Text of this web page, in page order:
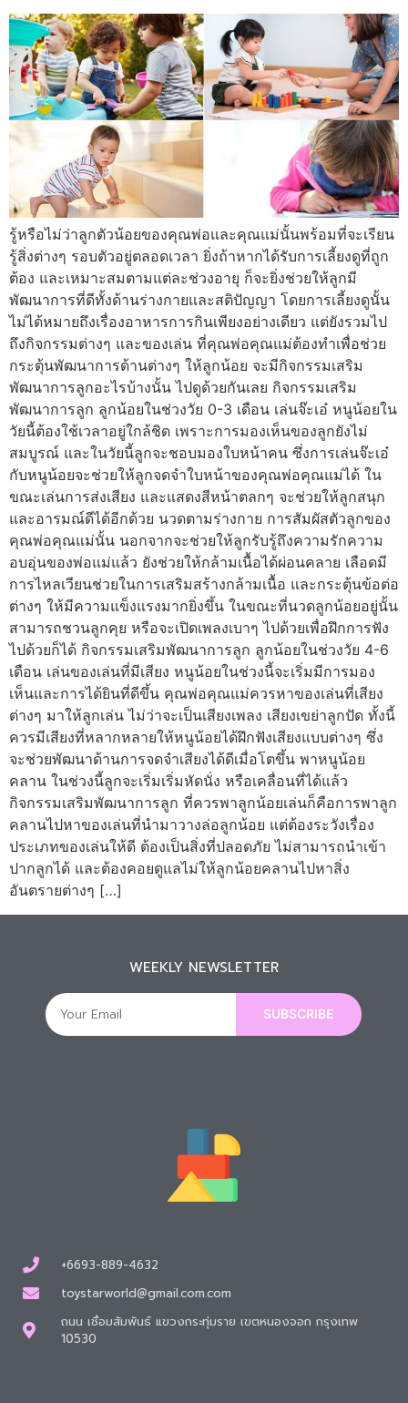
รู้หรือไม่ว่าลูกตัวน้อยของคุณพ่อและคุณแม่นั้นพร้อมที่จะเรียน
รู้สิ่งต่างๆ รอบตัวอยู่ตลอดเวลา ยิ่งถ้าหากได้รับการเลี้ยงดูที่ถูก
ต้อง และเหมาะสมตามแต่ละช่วงอายุ ก็จะยิ่งช่วยให้ลูกมี
พัฒนาการที่ดีทั้งด้านร่างกายและสติปัญญา โดยการเลี้ยงดูนั้น
ไม่ได้หมายถึงเรื่องอาหารการกินเพียงอย่างเดียว แต่ยังรวมไป
ถึงกิจกรรมต่างๆ และของเล่น ที่คุณพ่อคุณแม่ต้องทำเพื่อช่วย
กระตุ้นพัฒนาการด้านต่างๆ ให้ลูกน้อย จะมีกิจกรรมเสริม
พัฒนาการลูกอะไรบ้างนั้น ไปดูด้วยกันเลย กิจกรรมเสริม
พัฒนาการลูก ลูกน้อยในช่วงวัย 0-3 เดือน เล่นจ๊ะเอ๋ หนูน้อยใน
วัยนี้ต้องใช้เวลาอยู่ใกล้ชิด เพราะการมองเห็นของลูกยังไม่
สมบูรณ์ และในวัยนี้ลูกจะชอบมองใบหน้าคน ซึ่งการเล่นจ๊ะเอ๋
กับหนูน้อยจะช่วยให้ลูกจดจำใบหน้าของคุณพ่อคุณแม่ได้ ใน
ขณะเล่นการส่งเสียง และแสดงสีหน้าตลกๆ จะช่วยให้ลูกสนุก
และอารมณ์ดีได้อีกด้วย นวดตามร่างกาย การสัมผัสตัวลูกของ
คุณพ่อคุณแม่นั้น นอกจากจะช่วยให้ลูกรับรู้ถึงความรักความ
อบอุ่นของพ่อแม่แล้ว ยังช่วยให้กล้ามเนื้อได้ผ่อนคลาย เลือดมี
การไหลเวียนช่วยในการเสริมสร้างกล้ามเนื้อ และกระตุ้นข้อต่อ
ต่างๆ ให้มีความแข็งแรงมากยิ่งขึ้น ในขณะที่นวดลูกน้อยอยู่นั้น
สามารถชวนลูกคุย หรือจะเปิดเพลงเบาๆ ไปด้วยเพื่อฝึกการฟัง
ไปด้วยก็ได้ กิจกรรมเสริมพัฒนาการลูก ลูกน้อยในช่วงวัย 4-6
เดือน เล่นของเล่นที่มีเสียง หนูน้อยในช่วงนี้จะเริ่มมีการมอง
เห็นและการได้ยินที่ดีขึ้น คุณพ่อคุณแม่ควรหาของเล่นที่เสียง
ต่างๆ มาให้ลูกเล่น ไม่ว่าจะเป็นเสียงเพลง เสียงเขย่าลูกปัด ทั้งนี้
ควรมีเสียงที่หลากหลายให้หนูน้อยได้ฝึกฟังเสียงแบบต่างๆ ซึ่ง
จะช่วยพัฒนาด้านการจดจำเสียงได้ดีเมื่อโตขึ้น พาหนูน้อย
คลาน ในช่วงนี้ลูกจะเริ่มเริ่มหัดนั่ง หรือเคลื่อนที่ได้แล้ว
กิจกรรมเสริมพัฒนาการลูก ที่ควรพาลูกน้อยเล่นก็คือการพาลูก
คลานไปหาของเล่นที่นำมาวางล่อลูกน้อย แต่ต้องระวังเรื่อง
ประเภทของเล่นให้ดี ต้องเป็นสิ่งที่ปลอดภัย ไม่สามารถนำเข้า
ปากลูกได้ และต้องคอยดูแลไม่ให้ลูกน้อยคลานไปหาสิ่ง
อันตรายต่างๆ […]
WEEKLY NEWSLETTER
SUBSCRIBE
+6693-889-4632
toystarworld@gmail.com.com
ถนน เชื่อมสัมพันธ์ แขวงกระทุ่มราย เขตหนองจอก กรุงเทพ
10530